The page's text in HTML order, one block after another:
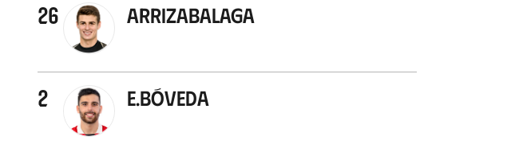
26 Arrizabalaga
2 E.Bóveda